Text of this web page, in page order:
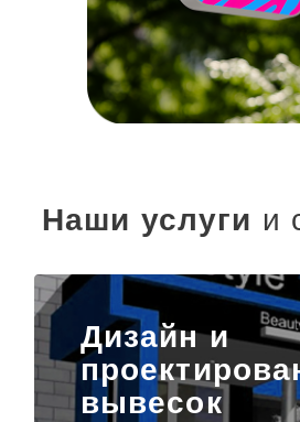
Наши услуги и
Дизайн и
вывесок